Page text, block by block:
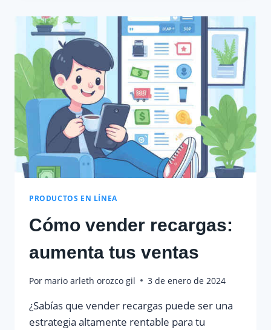
CORRESPONSAL
BANCARIO
Y
AUMENTAR
TUS
INGRESOS?
PRODUCTOS EN LÍNEA
Cómo vender recargas:
aumenta tus ventas
Por mario arleth orozco gil 3 de enero de 2024
¿Sabías que vender recargas puede ser una
estrategia altamente rentable para tu